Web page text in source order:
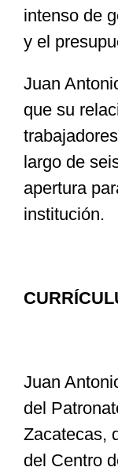
intenso de
y el
Juan
que su
largo de
apertura
institución.
Juan
del
Zacatecas,
del Centro